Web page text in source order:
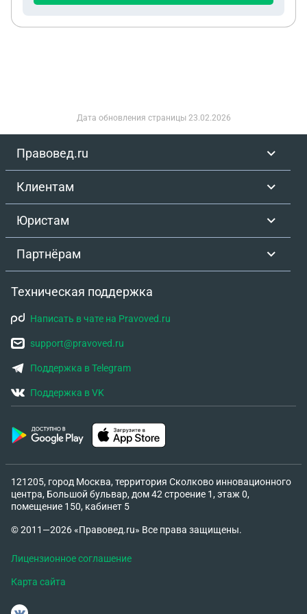
Дата обновления страницы 23.02.2026
Правовед.ru
Клиентам
Юристам
Партнёрам
Техническая поддержка
Написать в чате на Pravoved.ru
support@pravoved.ru
Поддержка в Telegram
Поддержка в VK
121205, город Москва, территория Сколково инновационного
центра, Большой бульвар, дом 42 строение 1, этаж 0,
помещение 150, кабинет 5
© 2011—2026 «Правовед.ru» Все права защищены.
Лицензионное соглашение
Карта сайта